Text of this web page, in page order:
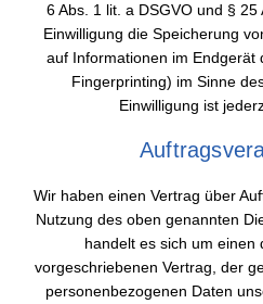
6 Abs. 1 lit. a DSGVO und §
Einwilligung die Speicherung
auf Informationen im Endgerät
Fingerprinting) im Sinne
Einwilligung ist
Wir haben einen Vertrag über
Nutzung des oben genannten
handelt es sich um einen
vorgeschriebenen Vertrag, der
personenbezogenen Daten